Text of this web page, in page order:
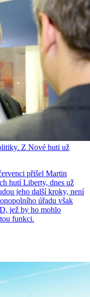
Z Nové huti už
přišel Martin
hutí Liberty, dnes už
jeho další kroky, není
úřadu však
jež by ho mohlo
funkci.